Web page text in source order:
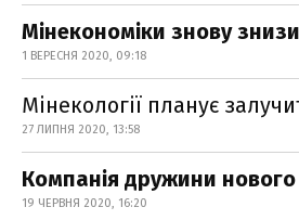
Мінекономіки знову
1 ВЕРЕСНЯ 2020, 09:18
Мінекології планує
27 ЛИПНЯ 2020, 13:58
Компанія дружини нового
19 ЧЕРВНЯ 2020, 16:20